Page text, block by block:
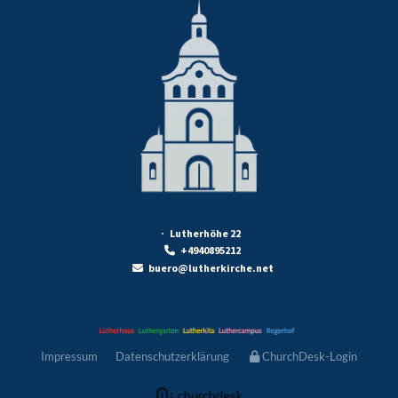
· Lutherhöhe 22
 +4940895212
buero@lutherkirche.net
Impressum Datenschutzerklärung ChurchDesk-Login